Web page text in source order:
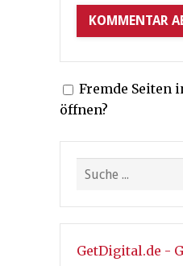
Fremde Seiten
öffnen?
GetDigital.de -